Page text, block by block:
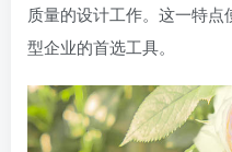
质量的设计工作。这一特
型企业的首选工具。